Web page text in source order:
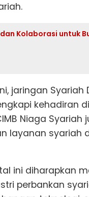
Kolaborasi untuk
jaringan Syariah
kehadiran
Niaga Syariah
layanan syariah
ini diharapkan
perbankan